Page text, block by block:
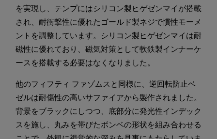
を実現し、テンプにはシリコン製ヒゲゼンマイが搭載
され、耐衝撃性に優れたゴールド製ネジで慣性モーメ
ントを調整しています。シリコン製ヒゲゼンマイは耐
磁性に優れており、磁気対策として軟鉄製インナーケ
ースを搭載する必要はなくなりました。
他のフィフティ ファゾムスと同様に、逆回転防止ベ
ゼルは耐傷性の高いサファイアから製作されました。
背景をブラックにしつつ、底部分に発光性インデック
スを施し、丸みを帯びたボンベの形状を組み合わせる